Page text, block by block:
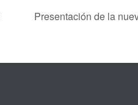
Presentación de la